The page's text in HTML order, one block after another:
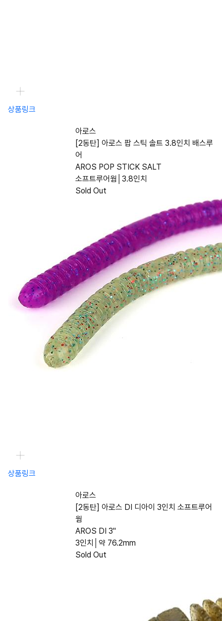
상품링크
아로스
[2동탄] 아로스 팝 스틱 솔트 3.8인치 배스루
어
AROS POP STICK SALT
소프트루어웜│3.8인치
Sold Out
상품링크
아로스
[2동탄] 아로스 DI 디아이 3인치 소프트루어
웜
AROS DI 3"
3인치│약 76.2mm
Sold Out